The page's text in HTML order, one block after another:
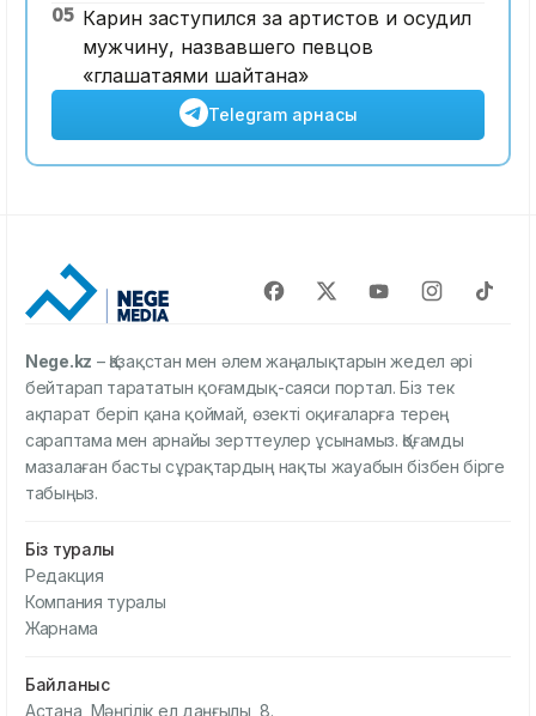
05 Карин заступился за артистов и осудил
мужчину, назвавшего певцов
«глашатаями шайтана»
Telegram арнасы
Nege.kz – Қазақстан мен әлем жаңалықтарын жедел әрі
бейтарап тарататын қоғамдық-саяси портал. Біз тек
ақпарат беріп қана қоймай, өзекті оқиғаларға терең
сараптама мен арнайы зерттеулер ұсынамыз. Қоғамды
мазалаған басты сұрақтардың нақты жауабын бізбен бірге
табыңыз.
Біз туралы
Редакция
Компания туралы
Жарнама
Байланыс
Астана, Мәңгілік ел даңғылы, 8.